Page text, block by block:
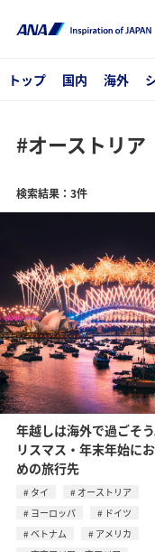
トップ 国内 海外
#オーストリア
検索結果：3件
年越しは海外で過ごそ
リスマス・年末年始に
めの旅行先
タイ
オーストリア
ヨーロッパ
ドイツ
ベトナム
アメリカ